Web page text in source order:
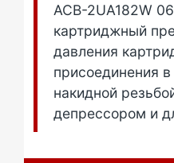
ACB-2UA182W
картриджный
давления
присоединения
накидной
депрессором и